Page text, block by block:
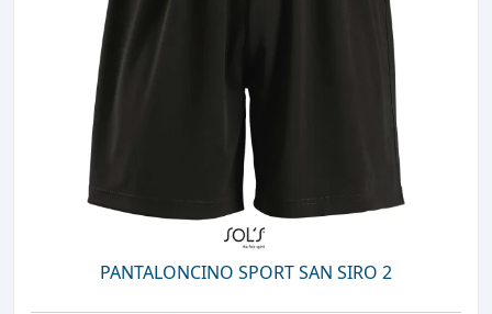
PANTALONCINO SPORT SAN SIRO 2